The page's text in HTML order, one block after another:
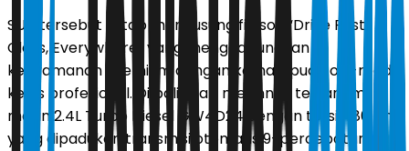
SUV tersebut tetap mengusung filosofi “Drive First
Class, Everywhere” yang menggabungkan
kenyamanan premium dengan kemampuan off-road
kelas profesional. Di balik kap mesinnya tertanam
mesin 2.4L Turbo Diesel GW4D24 dengan torsi 480 Nm
yang dipadukan transmisi otomatis 9-percepatan.